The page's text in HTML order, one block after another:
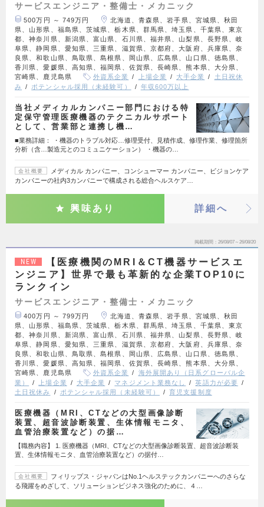
サービスエンジニア・整備士・メカニック
500万円 ～ 749万円
北海道、青森県、岩手県、宮城県、秋田
県、山形県、福島県、茨城県、栃木県、群馬県、埼玉県、千葉県、東京
都、神奈川県、新潟県、富山県、石川県、福井県、山梨県、長野県、岐
阜県、静岡県、愛知県、三重県、滋賀県、京都府、大阪府、兵庫県、奈
良県、和歌山県、鳥取県、島根県、岡山県、広島県、山口県、徳島県、
香川県、愛媛県、高知県、福岡県、佐賀県、長崎県、熊本県、大分県、
宮崎県、鹿児島県
外資系企業 上場企業 大手企業
土日祝休
み
ポテンシャル採用（未経験可） 年収600万以上
当社メディカルカンパニー部門における特
定保守管理医療機器のテクニカルサポート
として、営業部と連携し機…
■業務詳細： ・機器のトラブル対応…修理受付、見積作成、修理作業、修理箇所
分析（含…製造元とのコミュニケーション） ・機器の…
会社概要
メディカル カンパニー、コンシューマー カンパニー、ビジョンケア
カンパニーの社内3カンパニーで構成される総合ヘルスケア…
興味あり 詳細へ
掲載期間 26/08/07～26/08/20
NEW
【医療機関のMRI＆CT機器サービスエ
ンジニア】世界で最も革新的な企業TOP10に
ランクイン
サービスエンジニア・整備士・メカニック
400万円 ～ 799万円
北海道、青森県、岩手県、宮城県、秋田
県、山形県、福島県、茨城県、栃木県、群馬県、埼玉県、千葉県、東京
都、神奈川県、新潟県、富山県、石川県、福井県、山梨県、長野県、岐
阜県、静岡県、愛知県、三重県、滋賀県、京都府、大阪府、兵庫県、奈
良県、和歌山県、鳥取県、島根県、岡山県、広島県、山口県、徳島県、
香川県、愛媛県、高知県、福岡県、佐賀県、長崎県、熊本県、大分県、
宮崎県、鹿児島県
外資系企業
海外展開あり（日系グローバル企
業）
上場企業 大手企業 マネジメント業務なし
英語力が必要
土日祝休み
ポテンシャル採用（未経験可） 育児支援制度
医療機器（MRI、CTなどの大型画像診断
装置、超音波診断装置、生体情報モニタ、
血管治療装置など）の据…
【職務内容】 1. 医療機器（MRI、CTなどの大型画像診断装置、超音波診断装
置、生体情報モニタ、血管治療装置など）の据付…
会社概要
フィリップス・ジャパンはNo.1ヘルステックカンパニーへのさらな
る飛躍をめざして、ソリューションビジネス強化のために、４…